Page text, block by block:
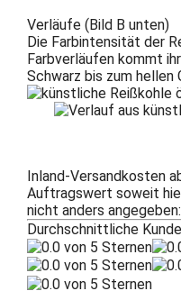
Verläufe (Bild B unten)
Die Farbintensität der
Farbverläufen kommt
Schwarz bis zum hellen
Inland-Versandkosten
Auftragswert soweit
nicht anders
Durchschnittliche